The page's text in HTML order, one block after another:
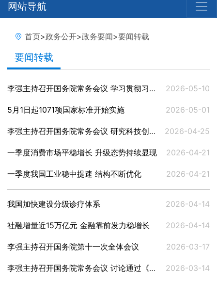
网站导航
首页>政务公开>政务要闻>要闻转载
要闻转载
李强主持召开国务院常务会议 学习贯彻习近平总书记有关重要讲话精神 2026-05-10
5月1日起1071项国家标准开始实施 2026-05-01
李强主持召开国务院常务会议 研究科技创新有关工作等 2026-04-25
一季度消费市场平稳增长 升级态势持续显现 2026-04-21
一季度我国工业稳中提速 结构不断优化 2026-04-21
我国加快建设分级诊疗体系 2026-04-14
社融增量近15万亿元 金融靠前发力稳增长 2026-04-14
李强主持召开国务院第十一次全体会议 2026-03-17
李强主持召开国务院常务会议 讨论通过《国务院2026年重点工作分工方案》等 2026-03-14